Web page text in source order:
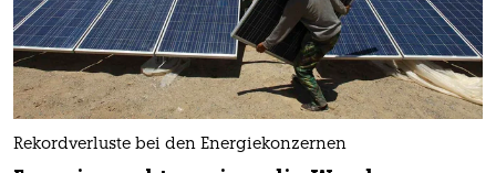
Rekordverluste bei den Energiekonzernen